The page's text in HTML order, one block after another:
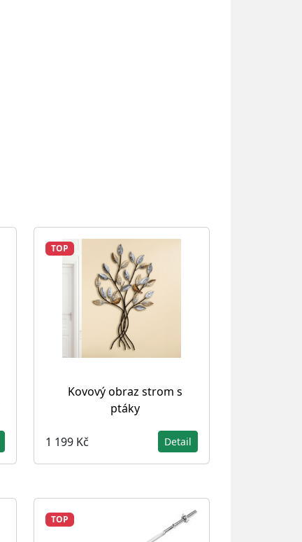
TOP
Kovový obraz strom s
ptáky
1 199 Kč Detail
TOP